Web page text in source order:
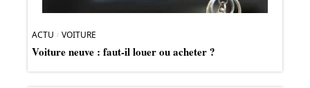
ACTU VOITURE
Voiture neuve : faut-il louer ou acheter ?